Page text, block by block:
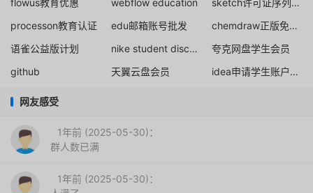
flowus教育优惠 webflow education
sketch许可证序列号免费提供
processon教育认证
edu邮箱账号批发
chemdraw正版免破解
语雀公益版计划
nike student discount
夸克网盘学生会员
github
天翼云盘会员 idea申请学生账户edu邮箱
网友感受
1年前 (2025-05-30)：
群人数已满
1年前 (2025-05-30)：